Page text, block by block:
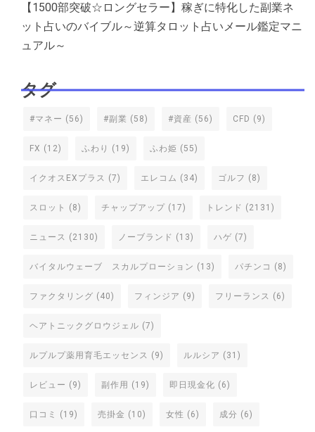
【1500部突破☆ロングセラー】稼ぎに特化した副業ネ
ット占いのバイブル～逆算タロット占いメール鑑定マニ
ュアル～
タグ
#マネー (56) #副業 (58) #資産 (56) CFD (9)
FX (12) ふわり (19) ふわ姫 (55)
イクオスEXプラス (7) エレコム (34) ゴルフ (8)
スロット (8) チャップアップ (17) トレンド (2131)
ニュース (2130) ノーブランド (13) ハゲ (7)
バイタルウェーブ スカルプローション (13) パチンコ (8)
ファクタリング (40) フィンジア (9) フリーランス (6)
ヘアトニックグロウジェル (7)
ルプルプ薬用育毛エッセンス (9) ルルシア (31)
レビュー (9) 副作用 (19) 即日現金化 (6)
口コミ (19) 売掛金 (10) 女性 (6) 成分 (6)